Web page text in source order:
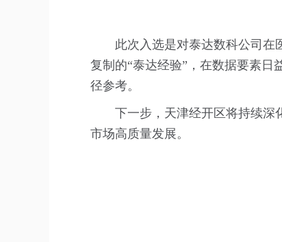
此次入选是对泰达数科公司在
复制的“泰达经验”，在数据要素
径参考。
下一步，天津经开区将持续深
市场高质量发展。